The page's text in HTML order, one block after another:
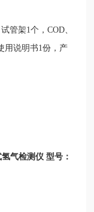
管架1个，COD
用说明书1份，产
气检测仪 型号：